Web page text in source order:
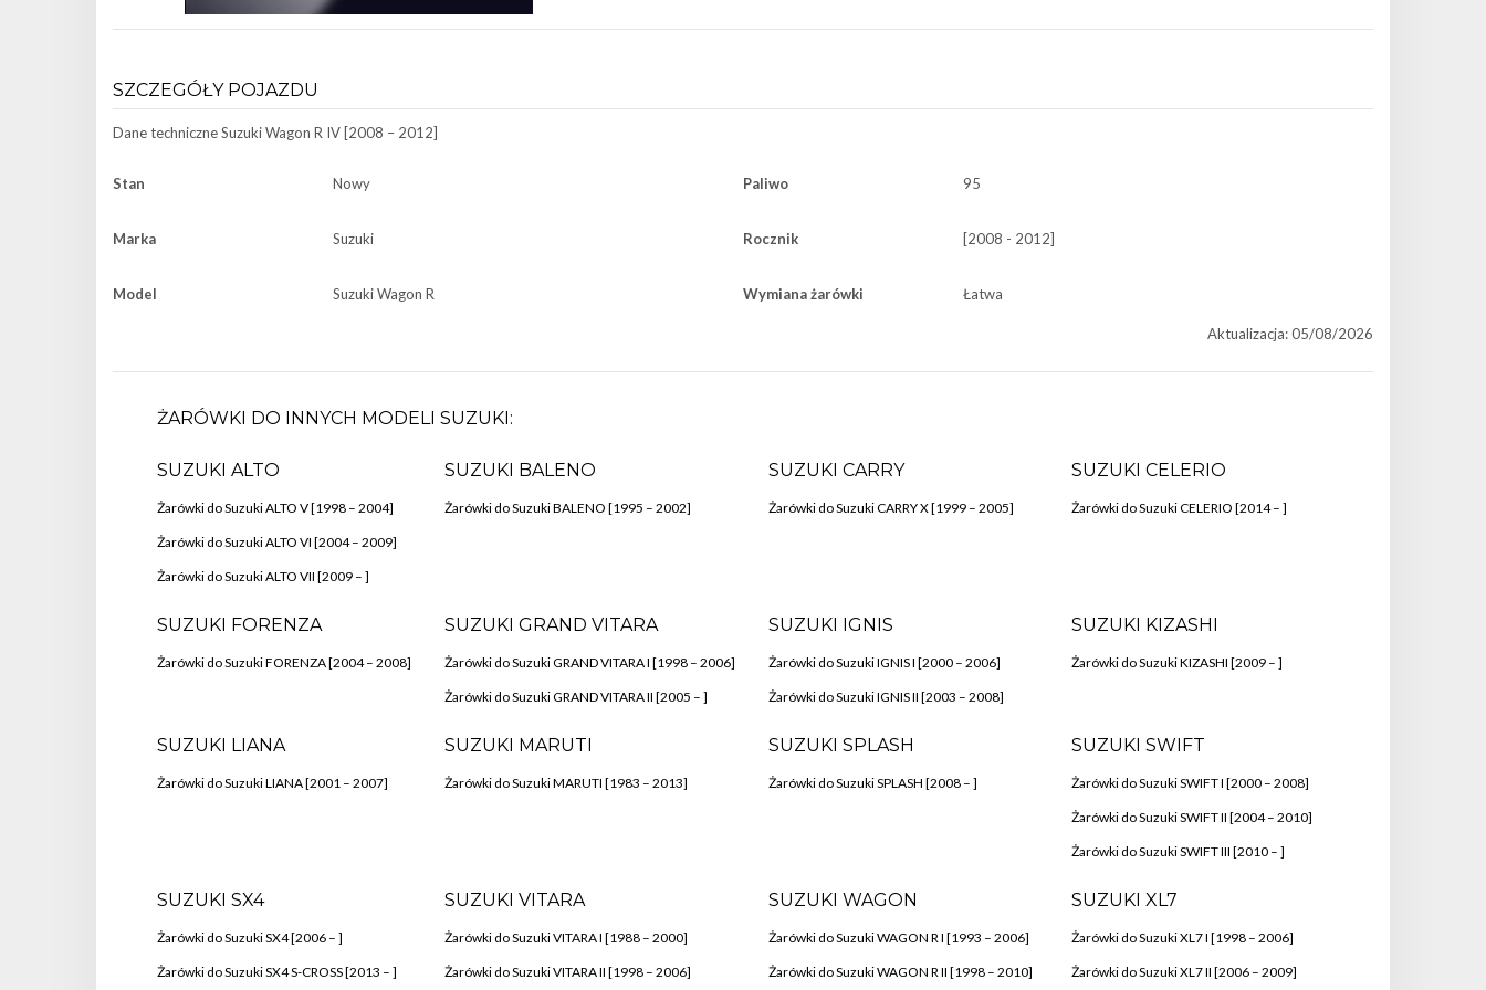
SZCZEGÓŁY POJAZDU
Dane techniczneSuzuki Wagon R IV [2008 – 2012]
Stan Nowy
Marka Suzuki
Model Suzuki Wagon R
Paliwo 95
Rocznik [2008 - 2012]
Wymiana żarówki Łatwa
Aktualizacja: 05/08/2026
ŻARÓWKI DO INNYCH MODELI SUZUKI:
SUZUKI ALTO
Żarówki do Suzuki ALTO V [1998 – 2004]
Żarówki do Suzuki ALTO VI [2004 – 2009]
Żarówki do Suzuki ALTO VII [2009 – ]
SUZUKI BALENO
Żarówki do Suzuki BALENO [1995 – 2002]
SUZUKI CARRY
Żarówki do Suzuki CARRY X [1999 – 2005]
SUZUKI CELERIO
Żarówki do Suzuki CELERIO [2014 – ]
SUZUKI FORENZA
Żarówki do Suzuki FORENZA [2004 – 2008]
SUZUKI GRAND VITARA
Żarówki do Suzuki GRAND VITARA I [1998 – 2006]
Żarówki do Suzuki GRAND VITARA II [2005 – ]
SUZUKI IGNIS
Żarówki do Suzuki IGNIS I [2000 – 2006]
Żarówki do Suzuki IGNIS II [2003 – 2008]
SUZUKI KIZASHI
Żarówki do Suzuki KIZASHI [2009 – ]
SUZUKI LIANA
Żarówki do Suzuki LIANA [2001 – 2007]
SUZUKI MARUTI
Żarówki do Suzuki MARUTI [1983 – 2013]
SUZUKI SPLASH
Żarówki do Suzuki SPLASH [2008 – ]
SUZUKI SWIFT
Żarówki do Suzuki SWIFT I [2000 – 2008]
Żarówki do Suzuki SWIFT II [2004 – 2010]
Żarówki do Suzuki SWIFT III [2010 – ]
SUZUKI SX4
Żarówki do Suzuki SX4 [2006 – ]
Żarówki do Suzuki SX4 S-CROSS [2013 – ]
SUZUKI VITARA
Żarówki do Suzuki VITARA I [1988 – 2000]
Żarówki do Suzuki VITARA II [1998 – 2006]
SUZUKI WAGON
Żarówki do Suzuki WAGON R I [1993 – 2006]
Żarówki do Suzuki WAGON R II [1998 – 2010]
SUZUKI XL7
Żarówki do Suzuki XL7 I [1998 – 2006]
Żarówki do Suzuki XL7 II [2006 – 2009]